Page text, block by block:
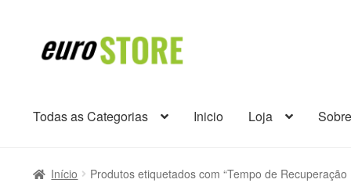
para
Saltar
para
Todas as Categorias
Inicio Loja
Início Produtos etiquetados com “Tempo de Recuperação